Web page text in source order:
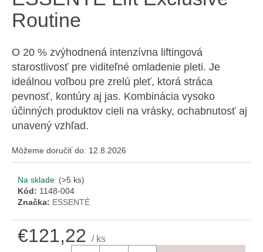
Routine
O 20 % zvýhodnená intenzívna liftingová
starostlivosť pre viditeľné omladenie pleti. Je
ideálnou voľbou pre zrelú pleť, ktorá stráca
pevnosť, kontúry aj jas. Kombinácia vysoko
účinných produktov cieli na vrásky, ochabnutosť aj
unavený vzhľad.
Môžeme doručiť do: 12.8.2026
Na sklade (>5 ks)
Kód: 1148-004
Značka: ESSENTÉ
€121,22 / ks
á
j
s
ť
?
O